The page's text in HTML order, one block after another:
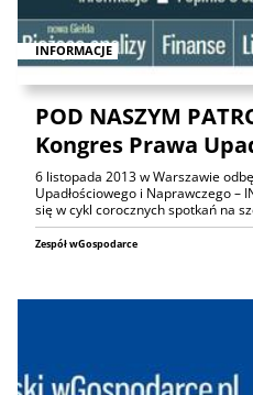
INFORMACJE
POD NASZYM
Kongres Prawa
6 listopada 2013 w Warszawie
Upadłościowego i Naprawczego –
się w cykl corocznych spotkań na
Zespół wGospodarce